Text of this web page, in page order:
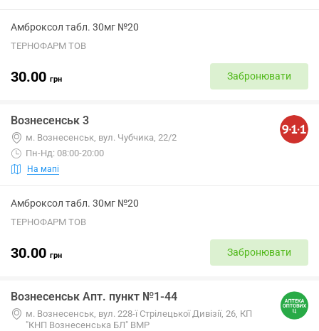
Амброксол табл. 30мг №20
ТЕРНОФАРМ ТОВ
30.00 грн Забронювати
Вознесенськ 3
м. Вознесенськ, вул. Чубчика, 22/2
Пн-Нд: 08:00-20:00
На мапі
Амброксол табл. 30мг №20
ТЕРНОФАРМ ТОВ
30.00 грн Забронювати
Вознесенськ Апт. пункт №1-44
м. Вознесенськ, вул. 228-ї Стрілецької Дивізії, 26, КП
"КНП Вознесенська БЛ" ВМР